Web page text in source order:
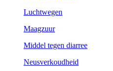
Luchtwegen
Maagzuur
Middel tegen diarree
Neusverkoudheid